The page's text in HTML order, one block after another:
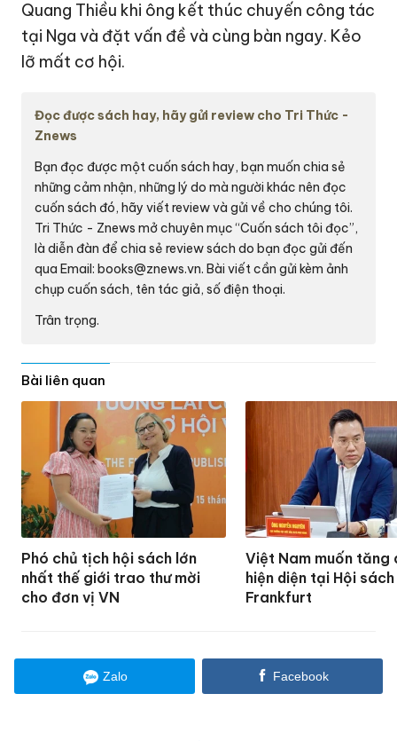
Quang Thiều khi ông kết thúc chuyến công tác
tại Nga và đặt vấn đề và cùng bàn ngay. Kẻo
lỡ mất cơ hội.
Đọc được sách hay, hãy gửi review cho Tri Thức -
Znews
Bạn đọc được một cuốn sách hay, bạn muốn chia sẻ
những cảm nhận, những lý do mà người khác nên đọc
cuốn sách đó, hãy viết review và gửi về cho chúng tôi.
Tri Thức - Znews mở chuyên mục “Cuốn sách tôi đọc”,
là diễn đàn để chia sẻ review sách do bạn đọc gửi đến
qua Email: books@znews.vn. Bài viết cần gửi kèm ảnh
chụp cuốn sách, tên tác giả, số điện thoại.
Trân trọng.
Bài liên quan
Phó chủ tịch hội sách lớn
nhất thế giới trao thư mời
cho đơn vị VN
Việt Nam muốn tăng
hiện diện tại Hội sách
Frankfurt
Zalo Facebook